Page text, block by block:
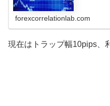
なって...
forexcorrelationlab.com
現在はトラップ幅10pips、